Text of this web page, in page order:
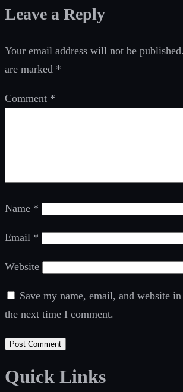
Leave a Reply
Your email address will not be published.
are marked *
Comment *
Name *
Email *
Website
Save my name, email, and website
the next time I comment.
Quick Links